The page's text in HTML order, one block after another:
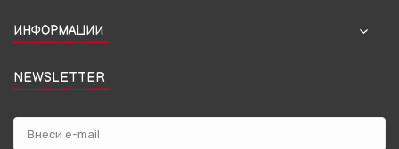
ИНФОРМАЦИИ
NEWSLETTER